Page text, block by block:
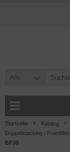
Alle
Startseite Katalog
Doppelstacking / Frontfilter
BF30